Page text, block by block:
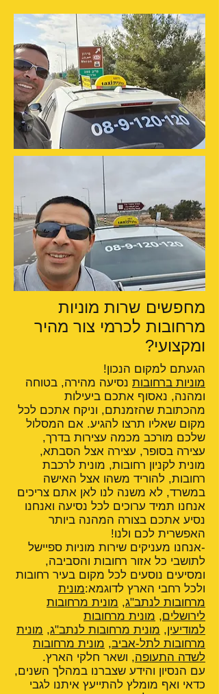
מחפשים שרות מוניות
מרחובות לכרמי צור מהיר
ומקצועי?
הגעתם למקום הנכון!
מוניות ברחובות נסיעה מהירה, בטוחה
ומהנה, נאסוף אתכם ביעילות
מהכתובת שהזמנתם, וניקח אתכם לכל
מקום שאליו תרצו להגיע. אם המסלול
שלכם מורכב מכמה עצירות בדרך,
עצירה בסופר, עצירה אצל הסבתא,
מונית לקניון רחובות, מונית לרכבת
רחובות, להוריד משהו אצל האישה
במשרד, לא משנה לנו לאן אתם צריכים
אנחנו תמיד ערוכים לכל נסיעה ואנחנו
נסיע אתכם בצורה המהנה ביותר
האפשרית לכם ולנו!
-אנחנו מעניקים שירות מוניות ספיישל
לתושבי כל אזור רחובות והסביבה,
ומסיעים נוסעים לכל מקום בעיר רחובות
ולכל רחבי הארץ לדוגמא:מונית
מרחובות לנתב"ג, מונית מרחובות
לירושלים, מונית מרחובות
למודיעין, מונית מרחובות לנתב"ג, מונית
מרחובות לתל-אביב, מונית מרחובות
לשדה התעופה, ושאר חלקי הארץ.
עם הנסיון והידע שצברנו במהלך השנים,
כדאי ואף מומלץ להתייעץ איתנו לגבי